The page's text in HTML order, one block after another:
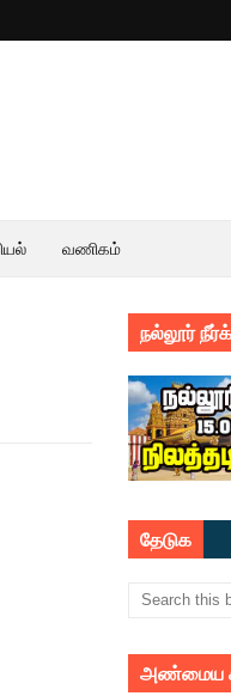
வணிகம்
நல்லூர்
தேடுக
அண்மைய